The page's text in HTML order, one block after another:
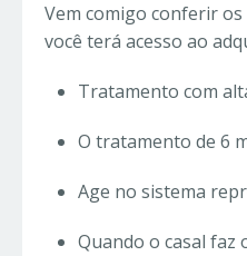
Vem comigo conferir
você terá acesso ao
Tratamento com
O tratamento de 6
Age no sistema
Quando o casal